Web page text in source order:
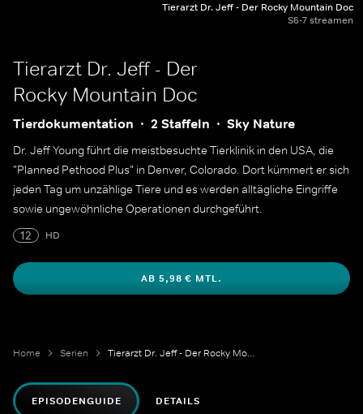
Tierarzt Dr. Jeff - Der Rocky Mountain Doc
S6-7 streamen
Tierarzt Dr. Jeff - Der
Rocky Mountain Doc
Tierdokumentation 2 Staffeln Sky Nature
Dr. Jeff Young führt die meistbesuchte Tierklinik in den USA, die
"Planned Pethood Plus" in Denver, Colorado. Dort kümmert er sich
jeden Tag um unzählige Tiere und es werden alltägliche Eingriffe
sowie ungewöhnliche Operationen durchgeführt.
12
HD
AB 5,98 € MTL.
Home Serien Tierarzt Dr. Jeff - Der Rocky Mountain Doc
EPISODENGUIDE DETAILS